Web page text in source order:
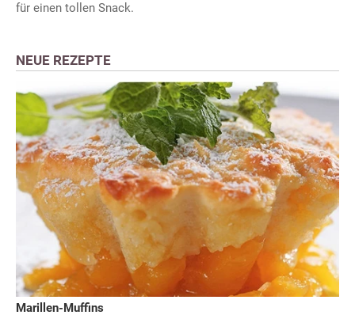
für einen tollen Snack.
NEUE REZEPTE
Marillen-Muffins